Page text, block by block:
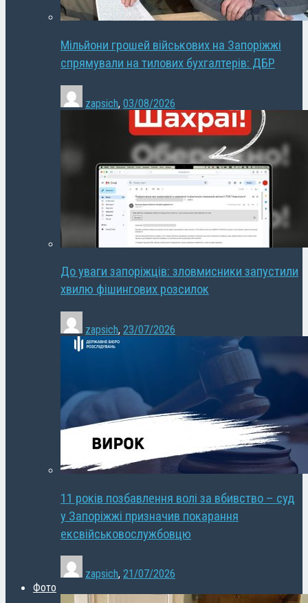
Мільйони грошей військових на Запоріжжі
спрямували на тилових бухгалтерів: ДБР
zapsich, 03/08/2026
До уваги запоріжців: зловмисники запустили
хвилю фішингових розсилок
zapsich, 23/07/2026
11 років позбавлення волі за вбивство – суд
у Запоріжжі призначив покарання
ексвійськовослужбовцю
zapsich, 21/07/2026
Фото